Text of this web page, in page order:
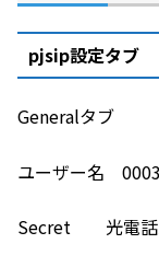
pjsip設定タブ
Generalタブ
ユーザー名 0003
Secret 光電話